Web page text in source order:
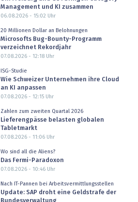
Management und KI zusammen
06.08.2026 - 15:02 Uhr
20 Millionen Dollar an Belohnungen
Microsofts Bug-Bounty-Programm
verzeichnet Rekordjahr
07.08.2026 - 12:18Uhr
ISG-Studie
Wie Schweizer Unternehmen ihre Cloud
an KI anpassen
07.08.2026 - 12:15Uhr
Zahlen zum zweiten Quartal 2026
Lieferengpässe belasten globalen
Tabletmarkt
07.08.2026 - 11:06Uhr
Wo sind all die Aliens?
Das Fermi-Paradoxon
07.08.2026 - 10:46Uhr
Nach IT-Pannen bei Arbeitsvermittlungsstellen
Update: SAP droht eine Geldstrafe der